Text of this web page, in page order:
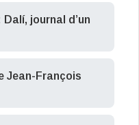
journal d’un
Jean-François